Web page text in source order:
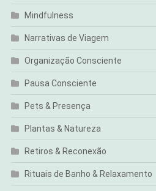
Mindfulness
Narrativas de Viagem
Organização Consciente
Pausa Consciente
Pets & Presença
Plantas & Natureza
Retiros & Reconexão
Rituais de Banho & Relaxamento